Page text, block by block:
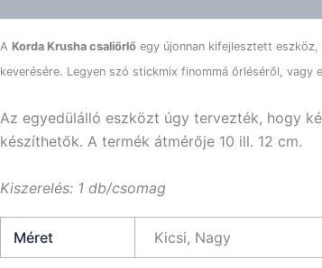
A Korda Krusha csaliőrlő egy újonnan kifejlesztett
keverésére. Legyen szó stickmix finommá őrléséről, vagy
Az egyedülálló eszközt úgy tervezték, hogy
készíthetők. A termék átmérője 10 ill. 12 cm.
Kiszerelés: 1 db/csomag
Méret Kicsi, Nagy